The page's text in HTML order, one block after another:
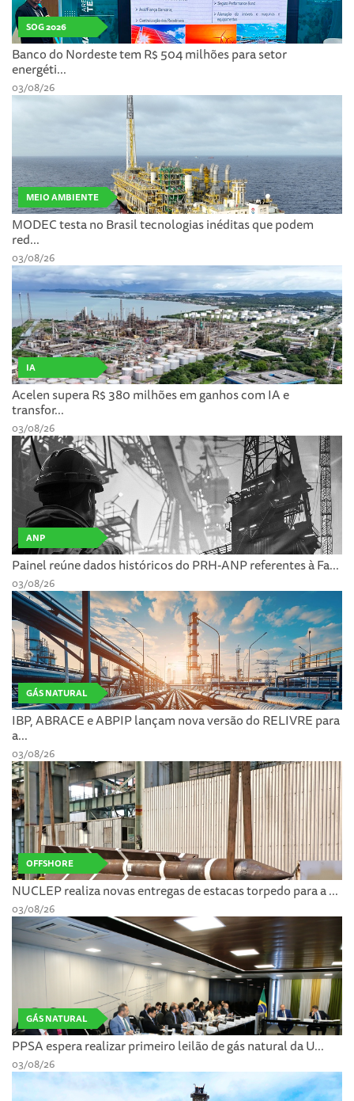
SOG 2026
Banco do Nordeste tem R$ 504 milhões para setor
energéti...
03/08/26
MEIO AMBIENTE
MODEC testa no Brasil tecnologias inéditas que podem
red...
03/08/26
IA
Acelen supera R$ 380 milhões em ganhos com IA e
transfor...
03/08/26
ANP
Painel reúne dados históricos do PRH-ANP referentes à Fa...
03/08/26
GÁS NATURAL
IBP, ABRACE e ABPIP lançam nova versão do RELIVRE para
a...
03/08/26
OFFSHORE
NUCLEP realiza novas entregas de estacas torpedo para a ...
03/08/26
GÁS NATURAL
PPSA espera realizar primeiro leilão de gás natural da U...
03/08/26